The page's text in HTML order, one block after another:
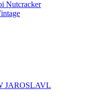
Nutcracker
JAROSLAVL